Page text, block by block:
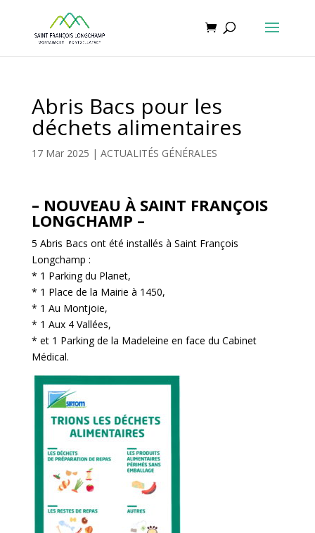
Abris Bacs pour les
déchets alimentaires
17 Mar 2025 | ACTUALITÉS GÉNÉRALES
– NOUVEAU À SAINT FRANÇOIS
LONGCHAMP –
5 Abris Bacs ont été installés à Saint François
Longchamp :
* 1 Parking du Planet,
* 1 Place de la Mairie à 1450,
* 1 Au Montjoie,
* 1 Aux 4 Vallées,
* et 1 Parking de la Madeleine en face du Cabinet
Médical.